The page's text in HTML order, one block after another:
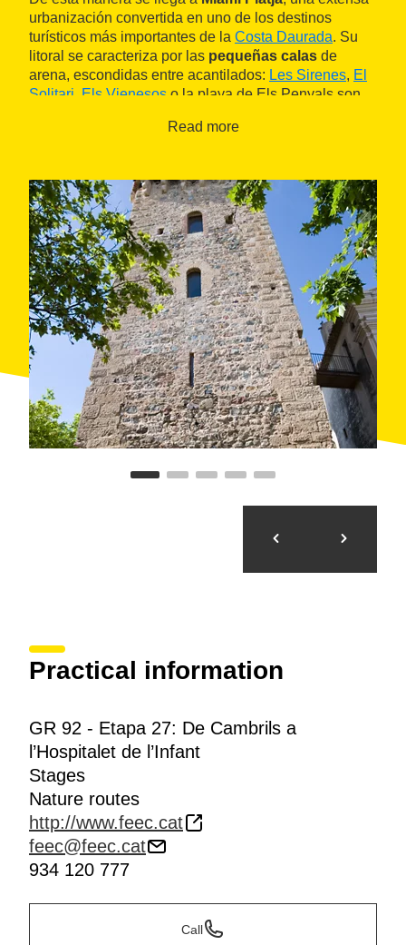
urbanización convertida en uno de los destinos
turísticos más importantes de la Costa Daurada. Su
litoral se caracteriza por las pequeñas calas de
arena, escondidas entre acantilados: Les Sirenes, El
Solitari Els Vienesos o la playa de Els Penyals son
Costa Brava.
desembocadura delrío Llastres, que hace de límite
municipal. En la otra orilla se encuentra
L'Hospitalet
de l'Infant, donde acaba la etapa. Además de disfrutar
delpaisaje marítimo, se puede aprovechar para
visitar el antiguohospital de Coll de Balaguer
, un
edificio fortificado del siglo XIV que ofrecía refugio a
los viajeros.
Read more
Practical information
GR 92 - Etapa 27: De Cambrils a
l’Hospitalet de l’Infant
Stages
Nature routes
http://www.feec.cat
feec@feec.cat
934 120 777
Call